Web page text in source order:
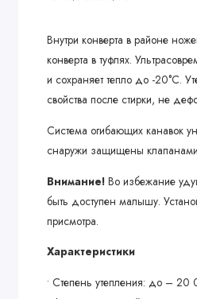
Внутри конверта в районе
конверта в туфлях.
и сохраняет тепло до -20°С.
свойства после стирки, не
Система огибающих канавок
снаружи защищены клапанами
Внимание!Во избежание
быть доступен малышу.
присмотра.
Характеристики
• Степень утепления: до – 20